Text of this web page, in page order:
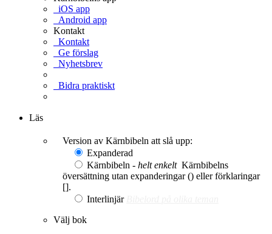
iOS app
Android app
Kontakt
Kontakt
Ge förslag
Nyhetsbrev
Bidra praktiskt
Läs
Version av Kärnbibeln att slå upp:
Expanderad
Kärnbibeln - helt enkelt Kärnbibelns
översättning utan expanderingar () eller förklaringar
[].
Interlinjär
Välj bok